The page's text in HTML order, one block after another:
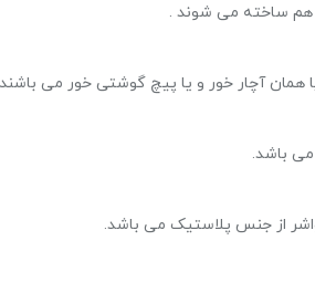
هم ساخته می شوند .
آچار خور و یا پیچ گوشتی خور می
از جنس پلاستیک می باشد.